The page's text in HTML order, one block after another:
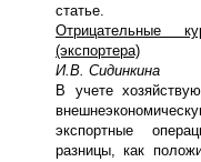
статье.
Отрицательные
(экспортера)
И.В. Сидинкина
В учете
экспортные
разницы, как